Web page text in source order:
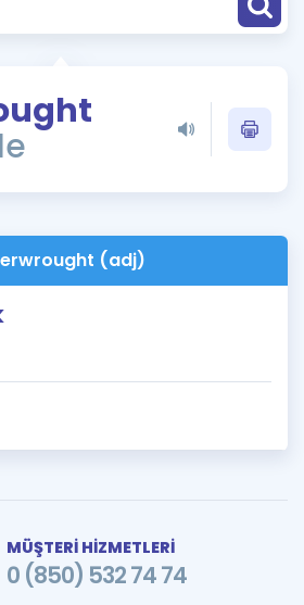
(adj)
MÜŞTERİ HİZMETLERİ
0 (850) 532 74 74